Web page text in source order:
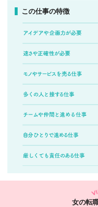
この仕事の特徴
女の転